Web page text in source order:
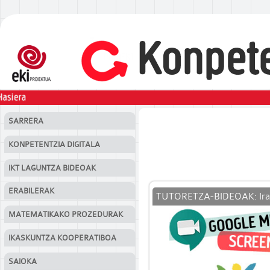
SARRERA
KONPETENTZIA DIGITALA
IKT LAGUNTZA BIDEOAK
ERABILERAK
MATEMATIKAKO PROZEDURAK
IKASKUNTZA KOOPERATIBOA
SAIOKA
TUTORETZA-BIDEOAK: